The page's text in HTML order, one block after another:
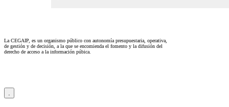
La CEGAIP, es un organismo público con autonomía presupuestaria, operativa,
de gestión y de decisión, a la que se encomienda el fomento y la difusión del
derecho de acceso a la información púbica.